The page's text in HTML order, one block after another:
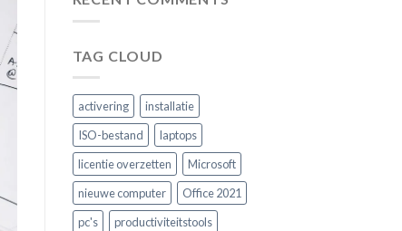
TAG CLOUD
activering
installatie
ISO-bestand
laptops
licentie overzetten
Microsoft
nieuwe computer
Office 2021
pc's
productiviteitstools